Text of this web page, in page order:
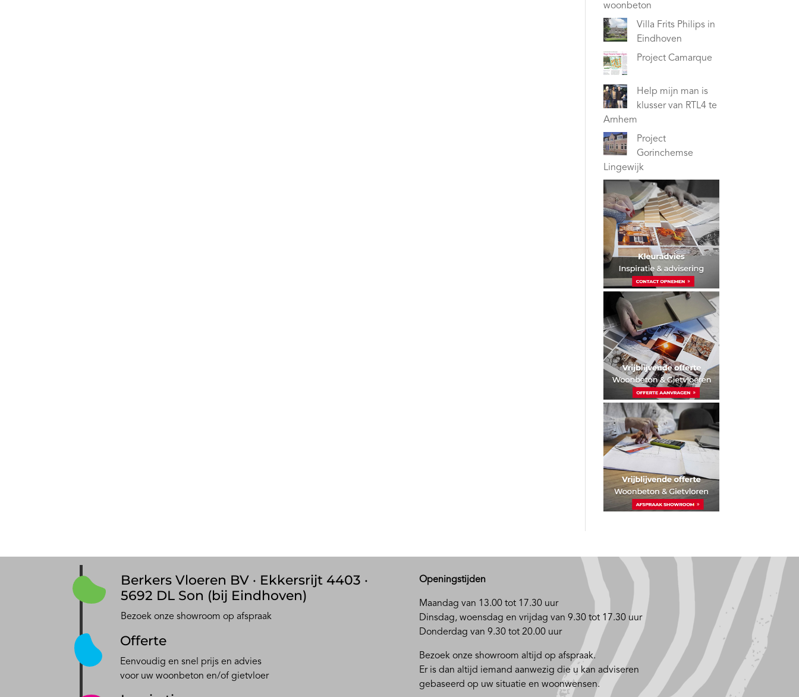
woonbeton
Villa Frits Philips in
Eindhoven
Project Camarque
Help mijn man is
klusser van RTL4 te
Arnhem
Project
Gorinchemse
Lingewijk
Berkers Vloeren BV · Ekkersrijt 4403 ·
5692 DL Son (bij Eindhoven)
Bezoek onze showroom op afspraak
Offerte
Eenvoudig en snel prijs en advies
voor uw woonbeton en/of gietvloer
Openingstijden
Maandag van 13.00 tot 17.30 uur
Dinsdag, woensdag en vrijdag van 9.30 tot 17.30 uur
Donderdag van 9.30 tot 20.00 uur
Bezoek onze showroom altijd op afspraak.
Er is dan altijd iemand aanwezig die u kan adviseren
gebaseerd op uw situatie en woonwensen.